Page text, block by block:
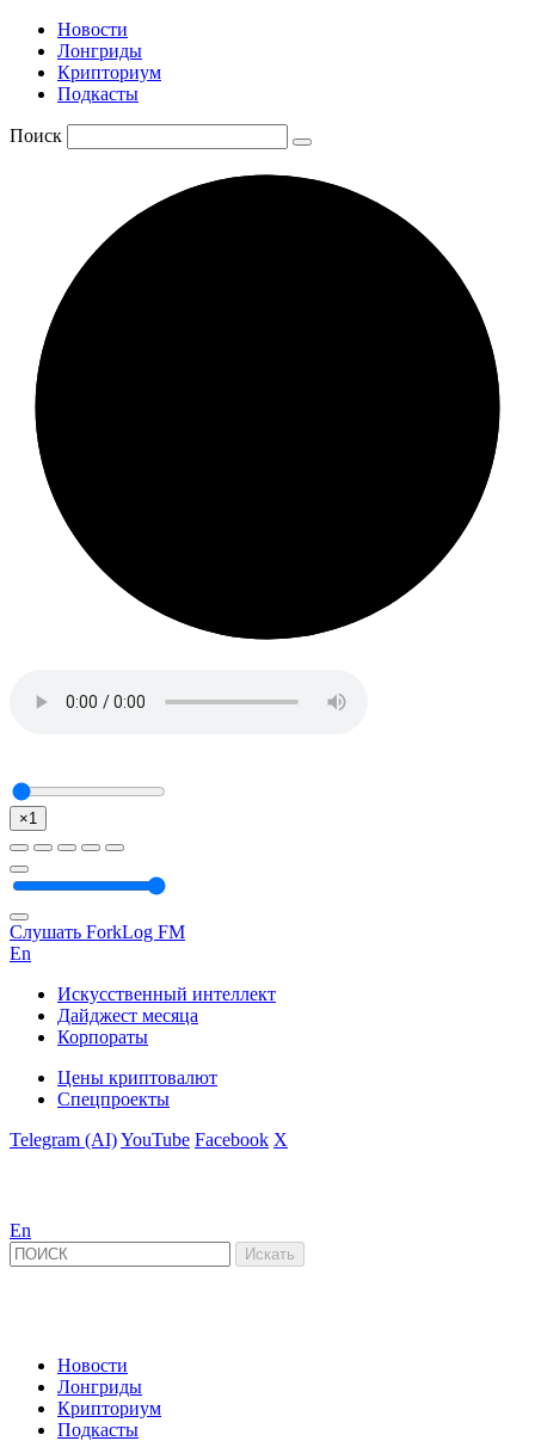
Новости
Лонгриды
Крипториум
Подкасты
Поиск
×1
Слушать ForkLog FM
En
Искусственный интеллект
Дайджест месяца
Корпораты
Цены криптовалют
Спецпроекты
Telegram (AI)YouTube Facebook X
En
Новости
Лонгриды
Крипториум
Подкасты